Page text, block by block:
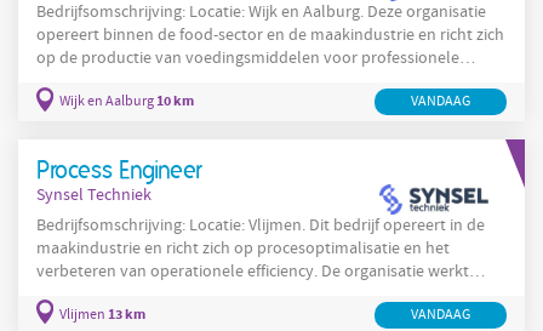
Bedrijfsomschrijving: Locatie: Wijk en Aalburg. Deze organisatie
opereert binnen de food-sector en de maakindustrie en richt zich
op de productie van voedingsmiddelen voor professionele
productieproces omvat zowel geautomatiseerde lijnen als
instellen en bedienen van machines tot kwaliteitscontroles,
Wijk en Aalburg10 km VANDAAG
Process Engineer
Synsel Techniek
Bedrijfsomschrijving: Locatie: Vlijmen. Dit bedrijf opereert in de
maakindustrie en richt zich op procesoptimalisatie en het
verbeteren van operationele efficiency. De organisatie werkt
binnen de procesindustrie en houdt zich bezig met digitalisering
van informatie, rapportages en applicaties die productie en
Vlijmen 13 km VANDAAG